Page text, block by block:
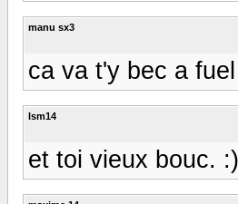
manu sx3
ca va t'y bec a
lsm14
et toi vieux bouc.